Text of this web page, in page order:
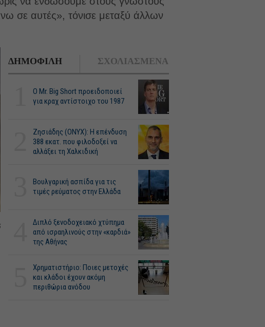
σε αυτές», τόνισε μεταξύ άλλων
ΔΗΜΟΦΙΛΗ ΣΧΟΛΙΑΣΜΕΝΑ
O Mr. Big Short προειδοποιεί
για κραχ αντίστοιχο του 1987
Ζησιάδης (ONYX): Η επένδυση
388 εκατ. που φιλοδοξεί να
αλλάξει τη Χαλκιδική
Βουλγαρική ασπίδα για τις
τιμές ρεύματος στην Ελλάδα
Διπλό ξενοδοχειακό χτύπημα
από ισραηλινούς στην «καρδιά»
της Αθήνας
Χρηματιστήριο: Ποιες μετοχές
και κλάδοι έχουν ακόμη
περιθώρια ανόδου